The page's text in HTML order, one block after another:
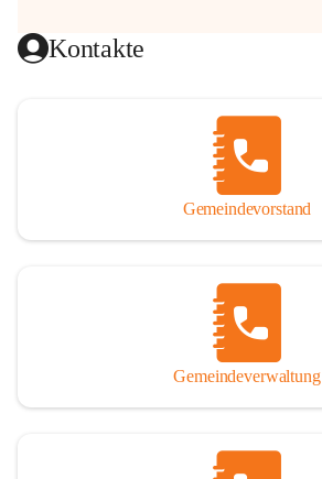
Kontakte
Gemeindevorstand
Gemeindeverwaltung